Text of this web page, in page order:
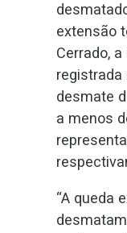
extensão
Cerrado,
registrada
desmate
a menos
“A queda